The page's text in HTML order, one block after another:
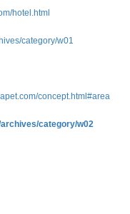
hotel.html
category/w01
concept.html#area
category/w02